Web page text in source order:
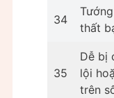
34
thất
35
Dễ bị
lội
trên